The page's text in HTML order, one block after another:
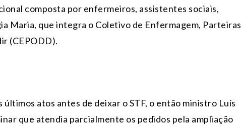
composta por enfermeiros, assistentes sociais,
Maria, que integra o Coletivo de Enfermagem, Parteiras
(CEPODD).
últimos atos antes de deixar o STF, o então ministro Luís
que atendia parcialmente os pedidos pela ampliação